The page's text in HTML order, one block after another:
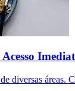
diversas áreas.